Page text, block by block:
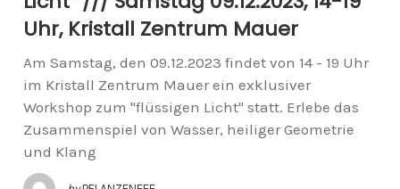
Uhr, Kristall Zentrum Mauer
Am Samstag, den 09.12.2023 findet von 14 - 19 Uhr
im Kristall Zentrum Mauer ein exklusiver
Workshop zum "flüssigen Licht" statt. Erlebe das
Zusammenspiel von Wasser, heiliger Geometrie
und Klang